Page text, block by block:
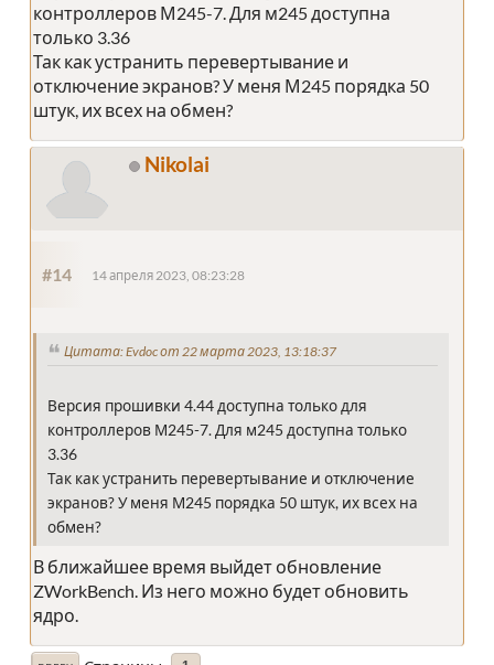
контроллеров М245-7. Для м245 доступна
только 3.36
Так как устранить перевертывание и
отключение экранов? У меня М245 порядка 50
штук, их всех на обмен?
Nikolai
#14 14 апреля 2023, 08:23:28
Цитата: Evdoc от 22 марта 2023, 13:18:37
Версия прошивки 4.44 доступна только для
контроллеров М245-7. Для м245 доступна только
3.36
Так как устранить перевертывание и отключение
экранов? У меня М245 порядка 50 штук, их всех на
обмен?
В ближайшее время выйдет обновление
ZWorkBench. Из него можно будет обновить
ядро.